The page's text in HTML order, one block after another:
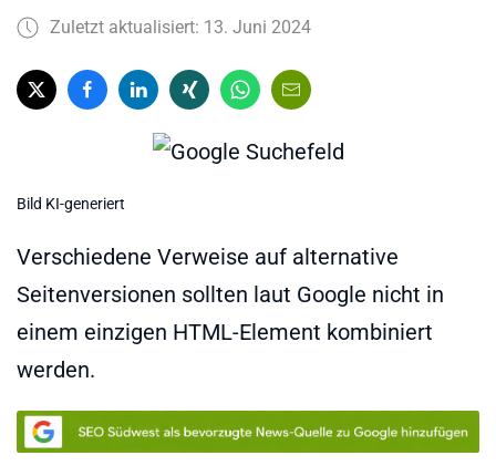
Zuletzt aktualisiert: 13. Juni 2024
Bild KI-generiert
Verschiedene Verweise auf alternative
Seitenversionen sollten laut Google nicht in
einem einzigen HTML-Element kombiniert
werden.